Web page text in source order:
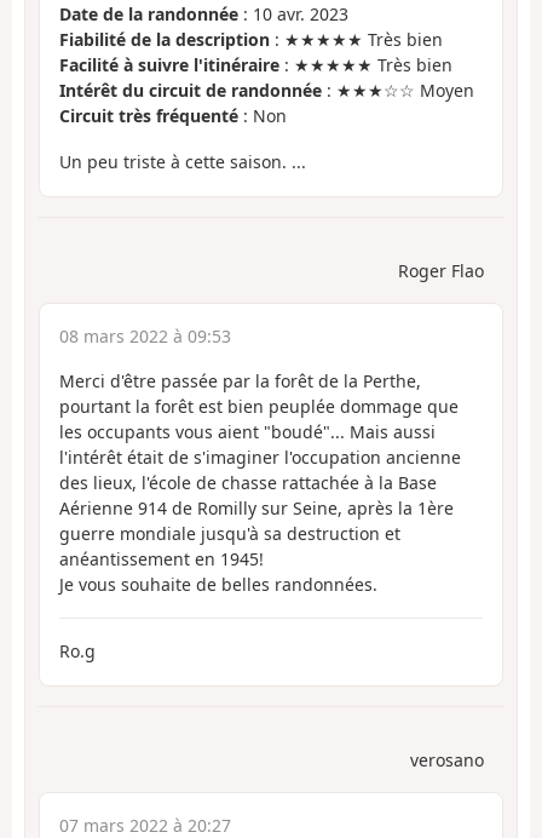
Date de la randonnée : 10 avr. 2023
Fiabilité de la description : ★★★★★ Très bien
Facilité à suivre l'itinéraire : ★★★★★ Très bien
Intérêt du circuit de randonnée : ★★★☆☆ Moyen
Circuit très fréquenté : Non
Un peu triste à cette saison. ...
Roger Flao
08 mars 2022 à 09:53
Merci d'être passée par la forêt de la Perthe,
pourtant la forêt est bien peuplée dommage que
les occupants vous aient "boudé"... Mais aussi
l'intérêt était de s'imaginer l'occupation ancienne
des lieux, l'école de chasse rattachée à la Base
Aérienne 914 de Romilly sur Seine, après la 1ère
guerre mondiale jusqu'à sa destruction et
anéantissement en 1945!
Je vous souhaite de belles randonnées.
Ro.g
verosano
07 mars 2022 à 20:27